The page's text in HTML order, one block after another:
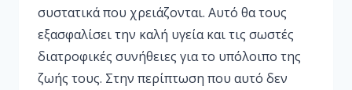
συστατικά που χρειάζονται. Αυτό θα τους
εξασφαλίσει την καλή υγεία και τις σωστές
διατροφικές συνήθειες για το υπόλοιπο της
ζωής τους. Στην περίπτωση που αυτό δεν